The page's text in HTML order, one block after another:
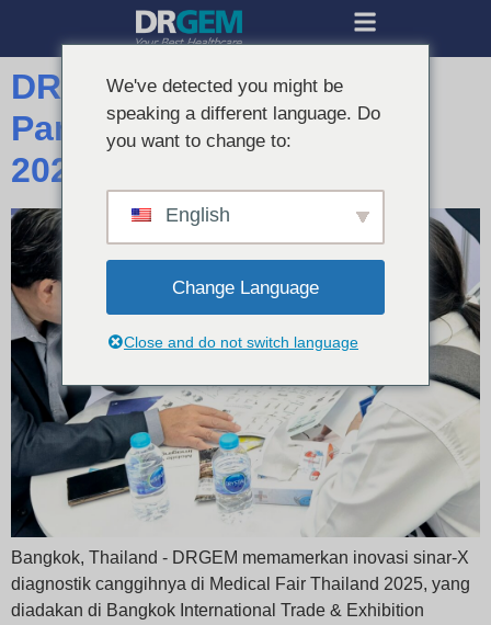
DRGEM Bersinar di
Pameran Medis Thailand
2025
Bangkok, Thailand - DRGEM memamerkan inovasi sinar-X
diagnostik canggihnya di Medical Fair Thailand 2025, yang
diadakan di Bangkok International Trade & Exhibition
We've detected you might be
speaking a different language. Do
you want to change to:
English
Change Language
Close and do not switch language